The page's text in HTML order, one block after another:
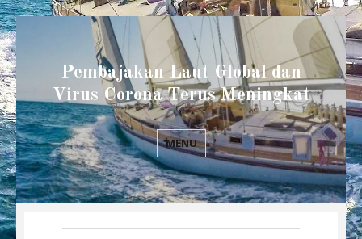
Pembajakan Laut Global dan
Virus Corona Terus Meningkat
MENU